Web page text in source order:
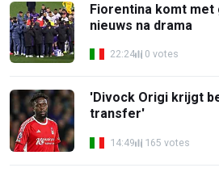
Fiorentina komt
nieuws na drama
22:24 0 votes
'Divock Origi krijgt
transfer'
14:49 165 votes